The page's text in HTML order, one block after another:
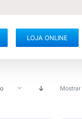
LOJA ONLINE
Mostrar